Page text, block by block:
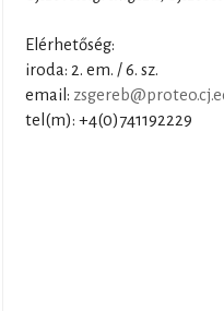
Elérhetőség:
iroda: 2. em. / 6. sz.
email:
tel(m): +4(0)741192229